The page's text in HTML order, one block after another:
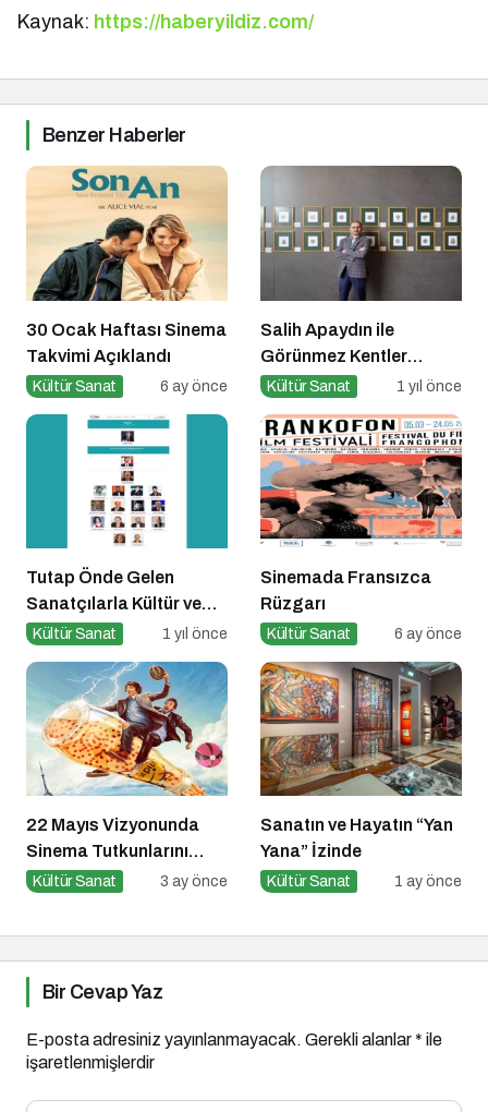
Kaynak: https://haberyildiz.com/
Benzer Haberler
30 Ocak Haftası Sinema
Takvimi Açıklandı
Kültür Sanat 6 ay önce
Salih Apaydın ile
Görünmez Kentler
Ekslibris Sergisi
Kültür Sanat 1 yıl önce
Tutap Önde Gelen
Sanatçılarla Kültür ve
Sanat Yolucluğuna
Kültür Sanat 1 yıl önce
Sinemada Fransızca
Rüzgarı
Kültür Sanat 6 ay önce
22 Mayıs Vizyonunda
Sinema Tutkunlarını
Dopdolu Bir Hafta
Kültür Sanat 3 ay önce
Sanatın ve Hayatın “Yan
Yana” İzinde
Kültür Sanat 1 ay önce
Bir Cevap Yaz
E-posta adresiniz yayınlanmayacak. Gerekli alanlar* ile
işaretlenmişlerdir